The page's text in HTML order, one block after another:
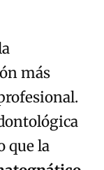
más
que la